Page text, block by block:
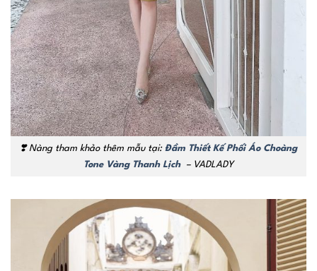
❣️Nàng tham khảo thêm mẫu tại: Đầm Thiết Kế Phối Áo Choàng
Tone Vàng Thanh Lịch
– VADLADY